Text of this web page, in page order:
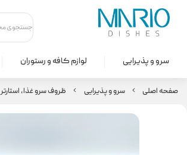
سرو و پذیرایی لوازم کافه و رستوران
صفحه اصلی سرو و پذیرایی ظروف سرو غذا، استارتر